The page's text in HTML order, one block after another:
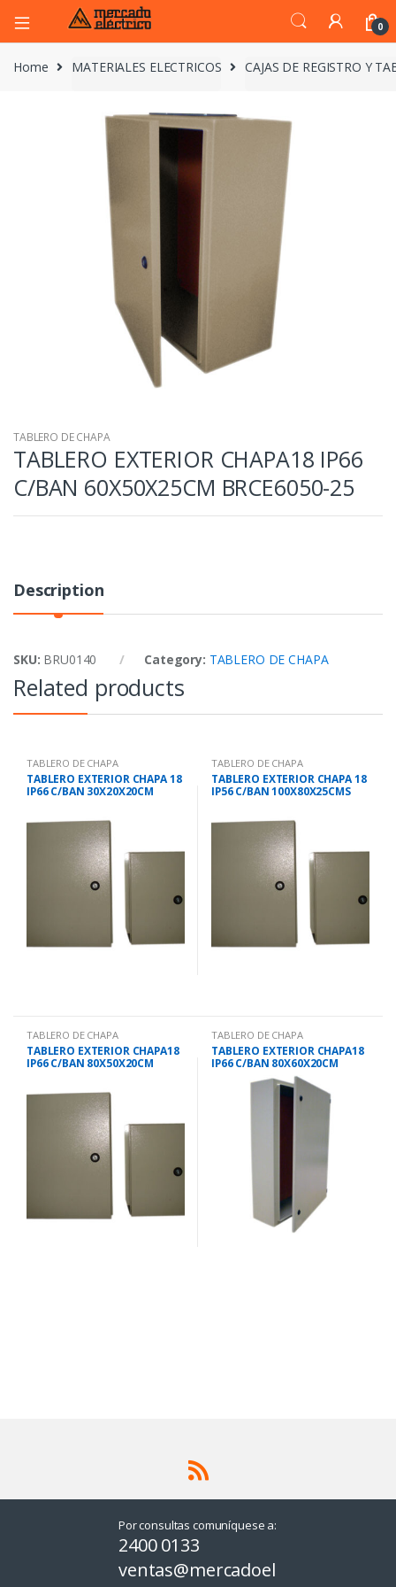
0
Home MATERIALES ELECTRICOS CAJAS DE REGISTRO Y
TABLERO DE CHAPA
TABLERO EXTERIOR CHAPA18 IP66
C/BAN 60X50X25CM BRCE6050-25
Description
SKU: BRU0140 Category: TABLERO DE CHAPA
Related products
TABLERO DE CHAPA
TABLERO EXTERIOR CHAPA 18
IP66 C/BAN 30X20X20CM
TABLERO DE CHAPA
TABLERO EXTERIOR CHAPA 18
IP56 C/BAN 100X80X25CMS
TABLERO DE CHAPA
TABLERO EXTERIOR CHAPA18
IP66 C/BAN 80X50X20CM
TABLERO DE CHAPA
TABLERO EXTERIOR CHAPA18
IP66 C/BAN 80X60X20CM
BRCE8060-20
Por consultas comuníquese a:
2400 0133
ventas@mercadoel